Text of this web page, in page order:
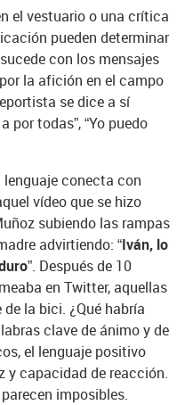
el vestuario o una crítica
pueden determinar
con los mensajes
la afición en el campo
se dice a sí
por todas”, “Yo puedo
lenguaje conecta con
vídeo que se hizo
subiendo las rampas
advirtiendo: “Iván, lo
. Después de 10
en Twitter, aquellas
la bici. ¿Qué habría
clave de ánimo y de
el lenguaje positivo
y capacidad de reacción.
imposibles.